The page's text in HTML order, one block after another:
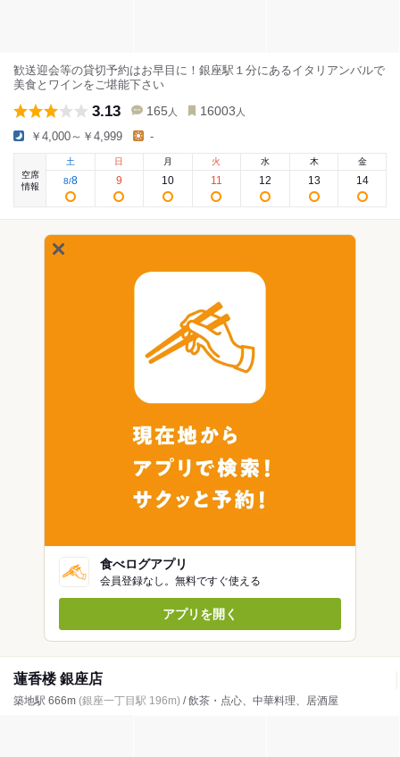
歓送迎会等の貸切予約はお早目に！銀座駅１分にあるイタリアンバルで
美食とワインをご堪能下さい
3.13 165 人 16003 人
￥4,000～￥4,999 -
空席
情報
土
8/8
日
9
月
10
火
11
水
12
木
13
金
14
食べログアプリ
会員登録なし。無料ですぐ使える
アプリを開く
蓮香楼 銀座店
築地駅 666m (銀座一丁目駅 196m) / 飲茶・点心、中華料理、居酒屋